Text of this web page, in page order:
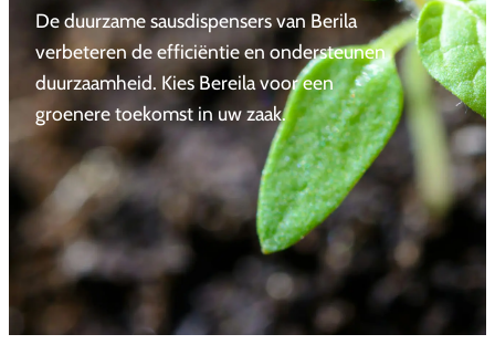
De duurzame sausdispensers van Berila
verbeteren de efficiëntie en ondersteunen
duurzaamheid. Kies Bereila voor een
groenere toekomst in uw zaak.